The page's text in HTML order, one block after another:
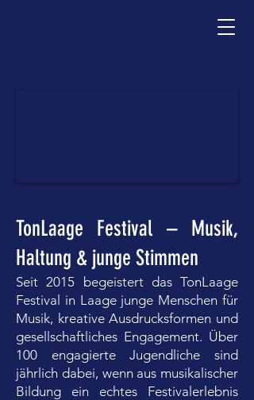
TonLaage Festival – Musik,
Haltung & junge Stimmen
Seit 2015 begeistert das TonLaage
Festival in Laage junge Menschen für
Musik, kreative Ausdrucksformen und
gesellschaftliches Engagement. Über
100 engagierte Jugendliche sind
jährlich dabei, wenn aus musikalischer
Bildung ein echtes Festivalerlebnis